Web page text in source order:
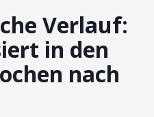
Verlauf:
in den
nach